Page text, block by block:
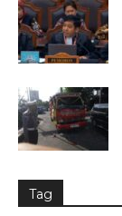
Tag